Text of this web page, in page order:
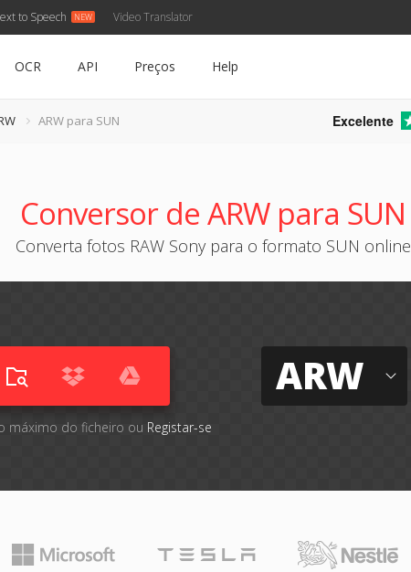
to Speech Video Translator
OCR API Preços Help
ARW para SUN Excelente
Conversor de ARW para SUN
Converta fotos RAW Sony para o formato SUN online
máximo do ficheiro ou Registar-se
ARW